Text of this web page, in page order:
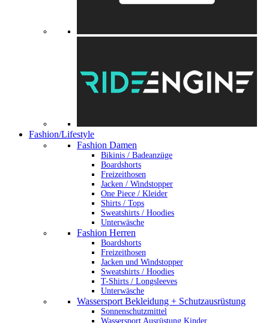
Fashion/Lifestyle
Fashion Damen
Bikinis / Badeanzüge
Boardshorts
Freizeithosen
Jacken / Windstopper
One Piece / Kleider
Shirts / Tops
Sweatshirts / Hoodies
Unterwäsche
Fashion Herren
Boardshorts
Freizeithosen
Jacken und Windstopper
Sweatshirts / Hoodies
T-Shirts / Longsleeves
Unterwäsche
Wassersport Bekleidung + Schutzausrüstung
Sonnenschutzmittel
Wassersport Ausrüstung Kinder